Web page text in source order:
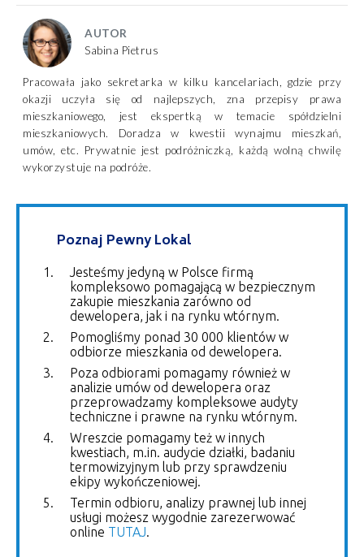
AUTOR
Sabina Pietrus
Pracowała jako sekretarka w kilku kancelariach, gdzie przy
okazji uczyła się od najlepszych, zna przepisy prawa
mieszkaniowego, jest ekspertką w temacie spółdzielni
mieszkaniowych. Doradza w kwestii wynajmu mieszkań,
umów, etc. Prywatnie jest podróżniczką, każdą wolną chwilę
wykorzystuje na podróże.
Poznaj Pewny Lokal
Jesteśmy jedyną w Polsce firmą
kompleksowo pomagającą w bezpiecznym
zakupie mieszkania zarówno od
dewelopera, jak i na rynku wtórnym.
Pomogliśmy ponad 30 000 klientów w
odbiorze mieszkania od dewelopera.
Poza odbiorami pomagamy również w
analizie umów od dewelopera oraz
przeprowadzamy kompleksowe audyty
techniczne i prawne na rynku wtórnym.
Wreszcie pomagamy też w innych
kwestiach, m.in. audycie działki, badaniu
termowizyjnym lub przy sprawdzeniu
ekipy wykończeniowej.
Termin odbioru, analizy prawnej lub innej
usługi możesz wygodnie zarezerwować
online TUTAJ.